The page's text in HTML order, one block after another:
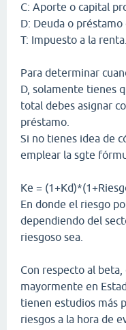
C: Aporte o capital
D: Deuda o
T: Impuesto a la renta.
Para determinar
D, solamente tienes
total debes asignar
préstamo.
Si no tienes idea de
emplear la sgte
Ke =
En donde el riesgo
dependiendo del
riesgoso sea.
Con respecto al
mayormente en
tienen estudios más
riesgos a la hora de